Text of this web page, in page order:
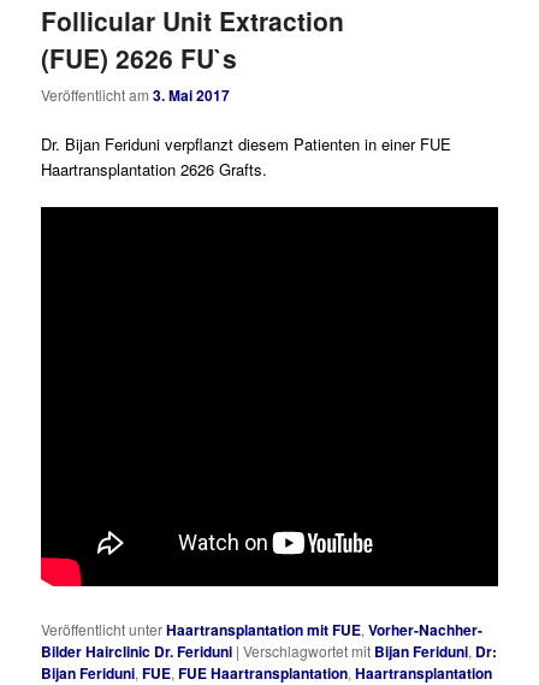
Follicular Unit Extraction
(FUE) 2626 FU`s
Veröffentlicht am3. Mai 2017
Dr. Bijan Feriduni verpflanzt diesem Patienten in einer FUE
Haartransplantation 2626 Grafts.
Veröffentlicht unterHaartransplantation mit FUE,Vorher-Nachher-
Bilder Hairclinic Dr. Feriduni |Verschlagwortet mit Bijan Feriduni, Dr:
Bijan Feriduni,FUE,FUE Haartransplantation,Haartransplantation